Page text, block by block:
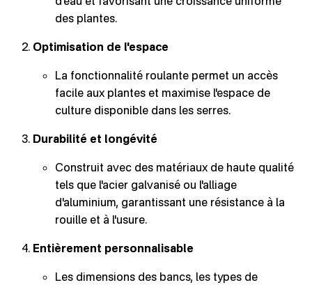
des plantes.
Optimisation de l'espace
La fonctionnalité roulante permet un accès
facile aux plantes et maximise l'espace de
culture disponible dans les serres.
Durabilité et longévité
Construit avec des matériaux de haute qualité
tels que l'acier galvanisé ou l'alliage
d'aluminium, garantissant une résistance à la
rouille et à l'usure.
Entièrement personnalisable
Les dimensions des bancs, les types de